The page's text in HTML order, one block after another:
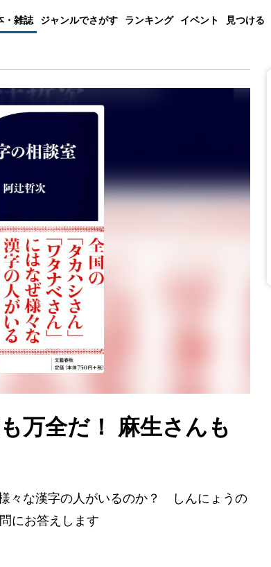
・雑誌 ジャンルでさがす ランキング イベント 見つける
万全だ！ 麻生さんも
々な漢字の人がいるのか？ しんにょうの
にお答えします